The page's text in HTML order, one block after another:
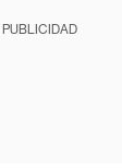
PUBLICIDAD